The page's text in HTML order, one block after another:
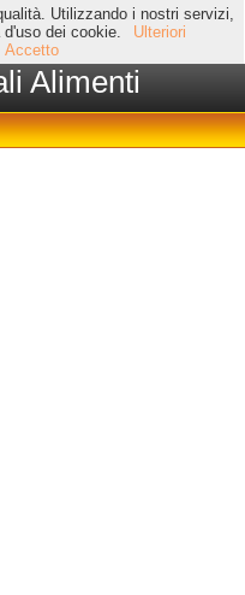
Utilizzando i nostri servizi,
dei cookie.
Ulteriori
Accetto
Alimenti